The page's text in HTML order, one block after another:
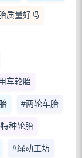
质量好吗
车轮胎
#两轮车胎
种轮胎
#绿动工坊